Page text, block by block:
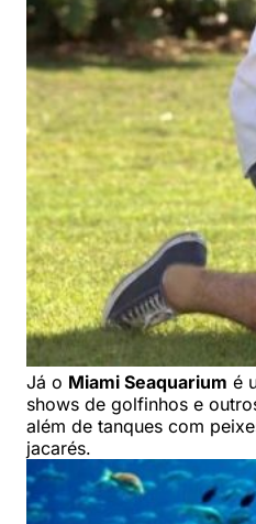
Já o Miami Seaquarium é
shows de golfinhos e
além de tanques com
jacarés.